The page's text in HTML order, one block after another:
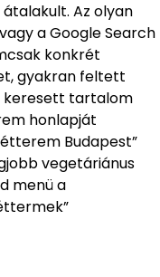
Az olyan
a Google Search
konkrét
gyakran feltett
keresett tartalom
honlapját
Budapest”
vegetáriánus
menü a